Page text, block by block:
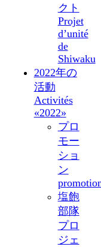
クト
Projet
d’unité
de
Shiwaku
2022年の
活動
Activités
«2022»
プロ
モー
ショ
ン
塩飽
部隊
プロ
ジェ